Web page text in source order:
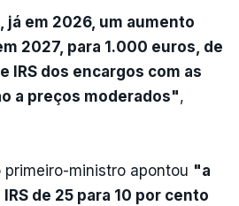
já em 2026, um aumento
2027, para 1.000 euros, de
IRS dos encargos com as
a preços moderados",
primeiro-ministro apontou "a
de 25 para 10 por cento